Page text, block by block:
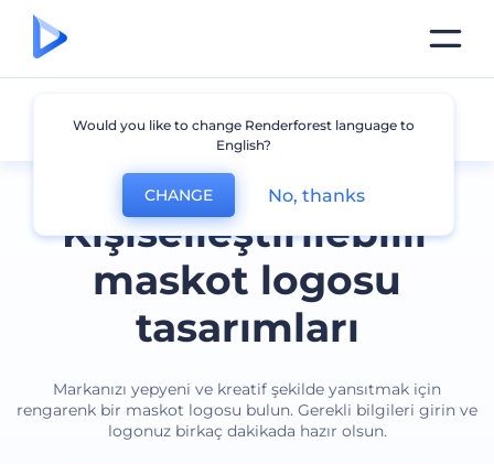
Kişiselleştirilebilir
maskot logosu
tasarımları
Markanızı yepyeni ve kreatif şekilde yansıtmak için
rengarenk bir maskot logosu bulun. Gerekli bilgileri girin ve
logonuz birkaç dakikada hazır olsun.
Maskot
Would you like to change Renderforest language to
English?
CHANGE No, thanks